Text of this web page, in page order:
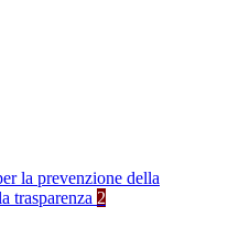
la prevenzione della
trasparenza 2